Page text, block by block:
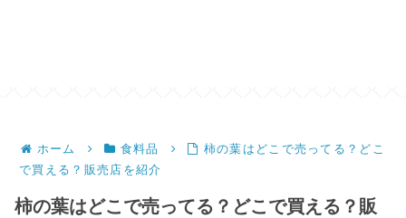
ホーム 食料品
柿の葉はどこで売ってる？どこ
で買える？販売店を紹介
柿の葉はどこで売ってる？どこで買える？販